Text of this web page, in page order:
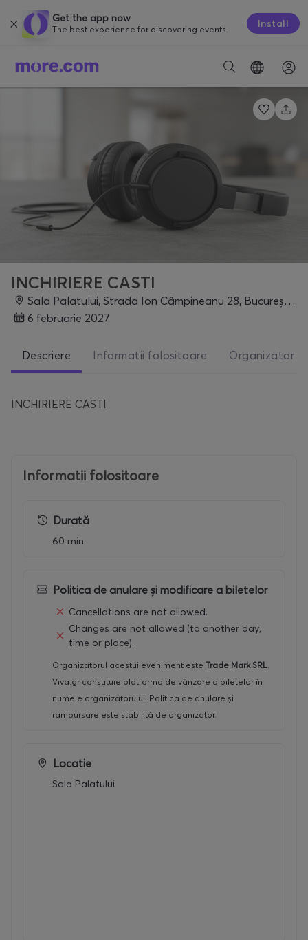
Get the app now
The best experience for discovering events. Install
INCHIRIERE CASTI
Sala Palatului, Strada Ion Câmpineanu 28, București 010039, Romania, Bucharest
6 februarie 2027
Descriere Informatii folositoare Organizator
INCHIRIERE CASTI
Informatii folositoare
Durată
60 min
Politica de anulare și modificare a biletelor
Cancellations are not allowed.
Changes are not allowed (to another day,
time or place).
Organizatorul acestui eveniment este Trade Mark SRL.
Viva.gr constituie platforma de vânzare a biletelor în
numele organizatorului. Politica de anulare și
rambursare este stabilită de organizator.
Locatie
Sala Palatului